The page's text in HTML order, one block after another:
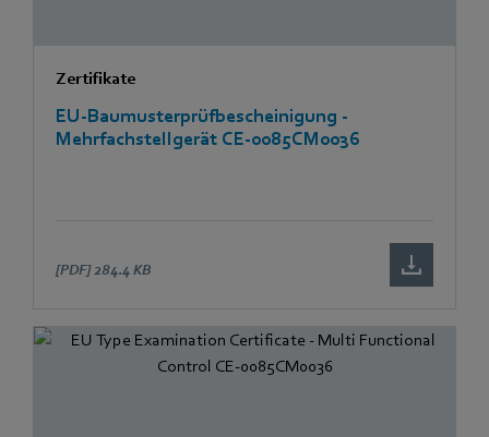
Zertifikate
EU-Baumusterprüfbescheinigung -
Mehrfachstellgerät CE-0085CM0036
[PDF] 284.4 KB